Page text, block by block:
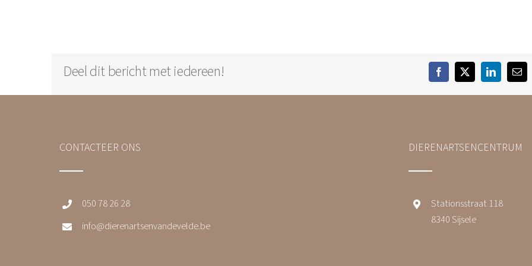
Deel dit bericht met iedereen! FacebookTwitterLinkedIn
E-
mail
CONTACTEER ONS
050 78 26 28
info@dierenartsenvandevelde.be
DIERENARTSENCENTRUM
Stationsstraat 118
8340 Sijsele